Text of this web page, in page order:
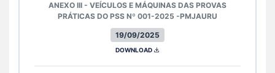
19/09/2025
ANEXO III - VEÍCULOS E MÁQUINAS DAS PROVAS
PRÁTICAS DO PSS Nº 001-2025 -PMJAURU
DOWNLOAD